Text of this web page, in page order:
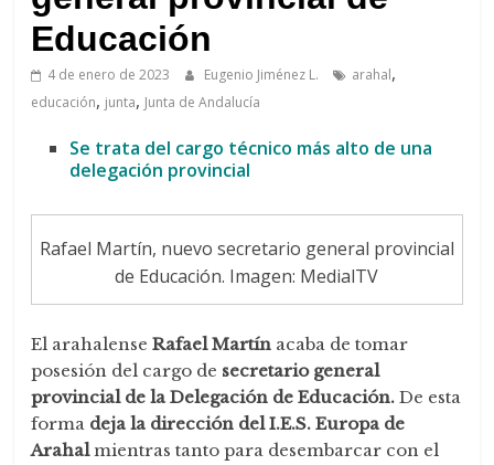
Arahal
Educación
4 de enero de 2023 Eugenio Jiménez L. arahal,
educación, junta, Junta de Andalucía
Se trata del cargo técnico más alto de una
delegación provincial
Rafael Martín, nuevo secretario general provincial
de Educación. Imagen: MedialTV
El arahalenseRafael Martín acaba de tomar
posesión del cargo de secretario general
provincial de la Delegación de Educación. De esta
forma deja la dirección del I.E.S. Europa de
Arahalmientras tanto para desembarcar con el